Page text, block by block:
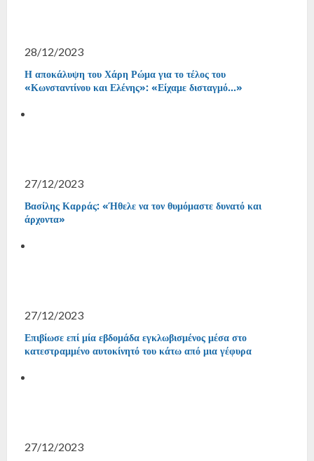
28/12/2023
Η αποκάλυψη του Χάρη Ρώμα για το τέλος του
«Κωνσταντίνου και Ελένης»: «Είχαμε δισταγμό…»
27/12/2023
Βασίλης Καρράς: «Ήθελε να τον θυμόμαστε δυνατό και
άρχοντα»
27/12/2023
Επιβίωσε επί μία εβδομάδα εγκλωβισμένος μέσα στο
κατεστραμμένο αυτοκίνητό του κάτω από μια γέφυρα
27/12/2023